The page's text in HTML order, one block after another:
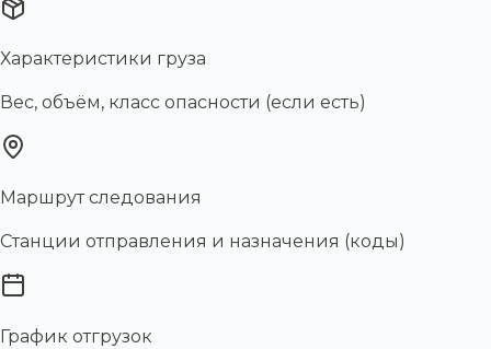
Характеристики груза
Вес, объём, класс опасности (если есть)
Маршрут следования
Станции отправления и назначения (коды)
График отгрузок